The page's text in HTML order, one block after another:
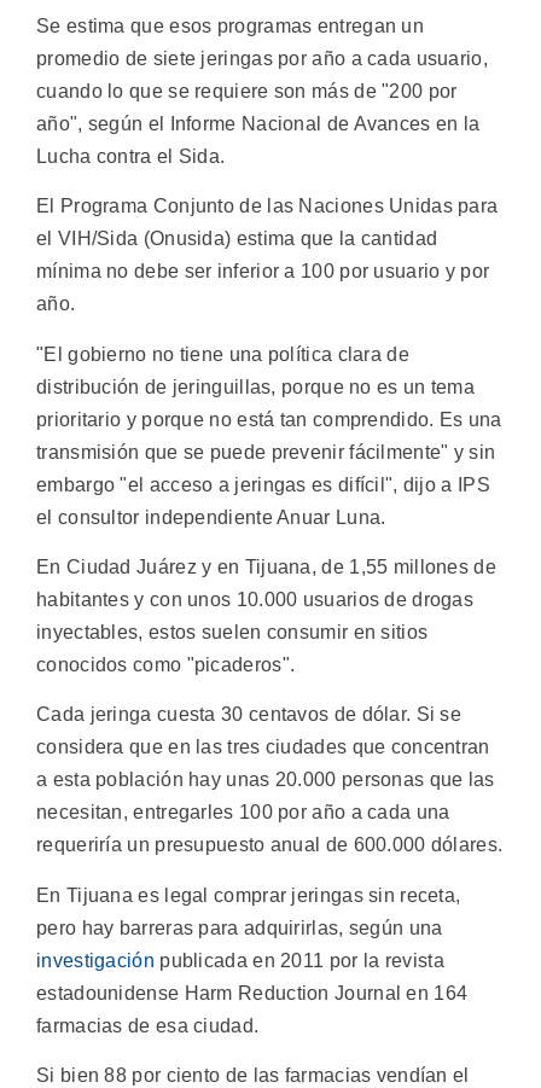
Se estima que esos programas entregan un
promedio de siete jeringas por año a cada usuario,
cuando lo que se requiere son más de "200 por
año", según el Informe Nacional de Avances en la
Lucha contra el Sida.
El Programa Conjunto de las Naciones Unidas para
el VIH/Sida (Onusida) estima que la cantidad
mínima no debe ser inferior a 100 por usuario y por
año.
"El gobierno no tiene una política clara de
distribución de jeringuillas, porque no es un tema
prioritario y porque no está tan comprendido. Es una
transmisión que se puede prevenir fácilmente" y sin
embargo "el acceso a jeringas es difícil", dijo a IPS
el consultor independiente Anuar Luna.
En Ciudad Juárez y en Tijuana, de 1,55 millones de
habitantes y con unos 10.000 usuarios de drogas
inyectables, estos suelen consumir en sitios
conocidos como "picaderos".
Cada jeringa cuesta 30 centavos de dólar. Si se
considera que en las tres ciudades que concentran
a esta población hay unas 20.000 personas que las
necesitan, entregarles 100 por año a cada una
requeriría un presupuesto anual de 600.000 dólares.
En Tijuana es legal comprar jeringas sin receta,
pero hay barreras para adquirirlas, según una
investigación publicada en 2011 por la revista
estadounidense Harm Reduction Journal en 164
farmacias de esa ciudad.
Si bien 88 por ciento de las farmacias vendían el